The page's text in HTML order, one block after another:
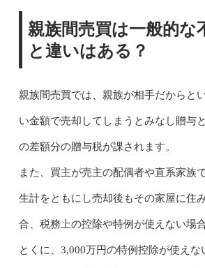
親族間売買は一般的な
と違いはある？
親族間売買では、親族が相手だからと
い金額で売却してしまうとみなし贈与
の差額分の贈与税が課されます。
また、買主が売主の配偶者や直系家族
生計をともにし売却後もその家屋に住
合、税務上の控除や特例が使えない場
とくに、3,000万円の特例控除が使え